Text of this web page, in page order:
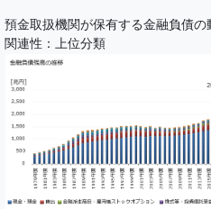
預金取扱機関が保有する金融負債の
関連性：上位分類